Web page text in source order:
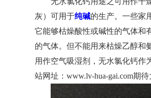
灰）可用于纯碱的生产。一些家
它能够枯燥酸性或碱性的气体和
的气体。但不能用来枯燥乙醇和
用作空气吸湿剂，无水氯化钙作
站网址：www.lv-hua-gai.com期